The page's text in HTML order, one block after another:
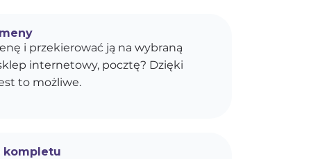
i przekierować ją na wybraną
internetowy, pocztę? Dzięki
to możliwe.
kompletu